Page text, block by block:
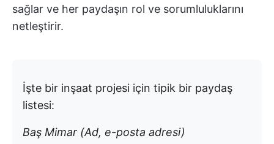
sağlar ve her paydaşın rol ve sorumluluklarını
netleştirir.
İşte bir inşaat projesi için tipik bir paydaş
listesi:
Baş Mimar (Ad, e-posta adresi)